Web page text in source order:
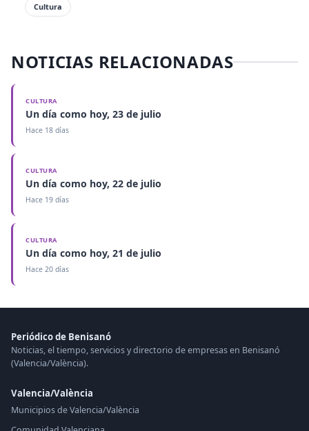
Cultura
NOTICIAS RELACIONADAS
CULTURA
Un día como hoy, 23 de julio
Hace 18 días
CULTURA
Un día como hoy, 22 de julio
Hace 19 días
CULTURA
Un día como hoy, 21 de julio
Hace 20 días
Periódico de Benisanó
Noticias, el tiempo, servicios y directorio de empresas en Benisanó
(Valencia/València).
Valencia/València
Municipios de Valencia/València